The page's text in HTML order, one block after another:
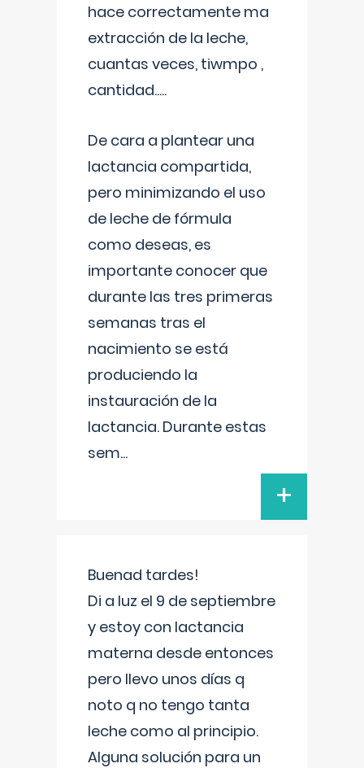
hace correctamente ma
extracción de la leche,
cuantas veces, tiwmpo ,
cantidad.....
De cara a plantear una
lactancia compartida,
pero minimizando el uso
de leche de fórmula
como deseas, es
importante conocer que
durante las tres primeras
semanas tras el
nacimiento se está
produciendo la
instauración de la
lactancia. Durante estas
sem...
+
Buenad tardes!
Di a luz el 9 de septiembre
y estoy con lactancia
materna desde entonces
pero llevo unos días q
noto q no tengo tanta
leche como al principio.
Alguna solución para un